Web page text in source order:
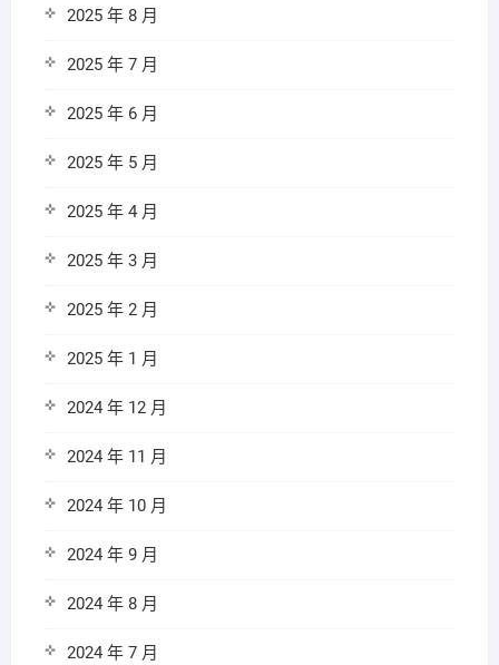
2025 年 8 月
2025 年 7 月
2025 年 6 月
2025 年 5 月
2025 年 4 月
2025 年 3 月
2025 年 2 月
2025 年 1 月
2024 年 12 月
2024 年 11 月
2024 年 10 月
2024 年 9 月
2024 年 8 月
2024 年 7 月